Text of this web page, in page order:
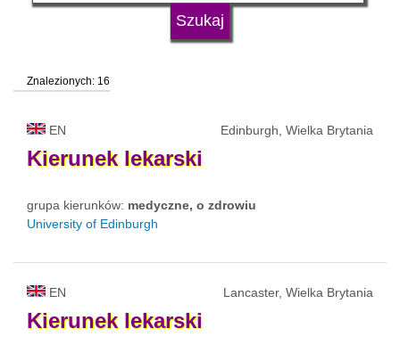
status uczelni
Znalezionych: 16
EN Edinburgh, Wielka Brytania
Kierunek lekarski
grupa kierunków: medyczne, o zdrowiu
University of Edinburgh
EN Lancaster, Wielka Brytania
Kierunek lekarski